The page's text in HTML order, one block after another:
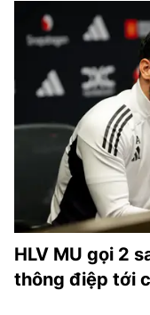
HLV MU gọi 2
thông điệp tới